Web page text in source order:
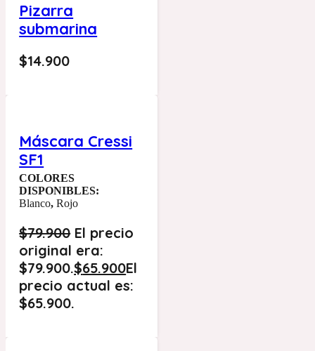
Pizarra
submarina
$14.900
Máscara Cressi
SF1
COLORES
DISPONIBLES:
Blanco,Rojo
$79.900 El precio
original era:
$79.900.$65.900El
precio actual es:
$65.900.